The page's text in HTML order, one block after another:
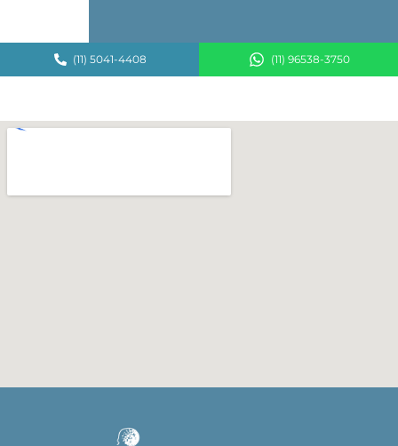
(11) 5041-4408 (11) 96538-3750